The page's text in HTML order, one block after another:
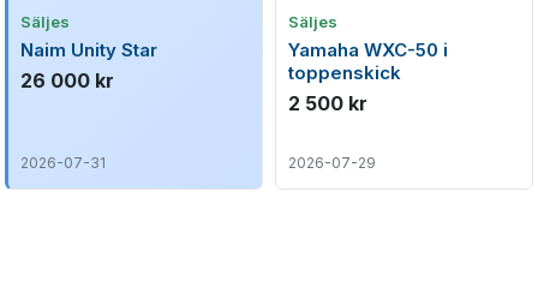
Säljes
Naim Unity Star
26 000 kr
2026-07-31
Säljes
Yamaha WXC-50 i
toppenskick
2 500 kr
2026-07-29